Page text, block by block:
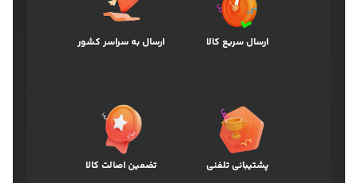
ارسال سریع کالا ارسال به سراسر کشور
پشتیبانی تلفنی تضمین اصالت کالا